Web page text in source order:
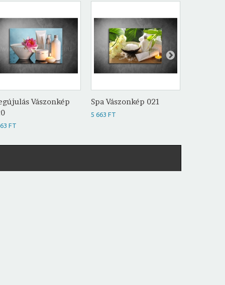
Vászonkép
FT
Spa Vászonkép 021
5 663 FT